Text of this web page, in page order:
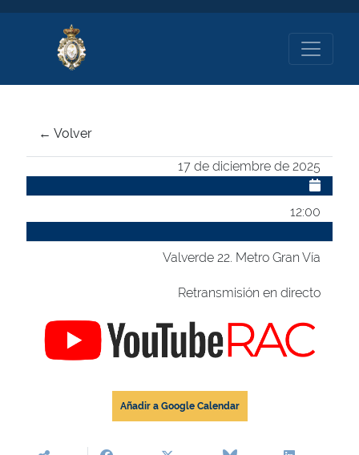
← Volver
17 de diciembre de 2025
12:00
Valverde 22. Metro Gran Vía
Retransmisión en directo
Añadir a Google Calendar